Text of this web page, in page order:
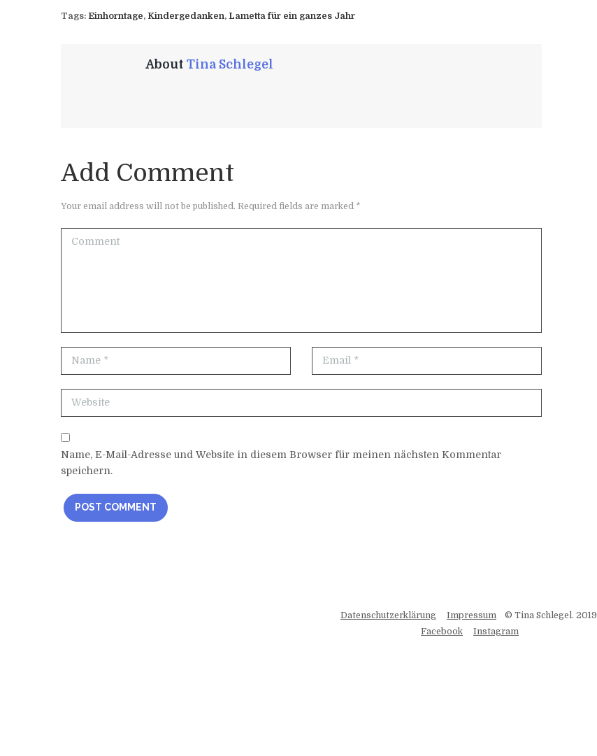
Tags: Einhorntage, Kindergedanken, Lametta für ein ganzes Jahr
About Tina Schlegel
Add Comment
Your email address will not be published. Required fields are marked *
Name, E-Mail-Adresse und Website in diesem Browser für meinen nächsten Kommentar
speichern.
Datenschutzerklärung Impressum © Tina Schlegel. 2019
Facebook
Instagram